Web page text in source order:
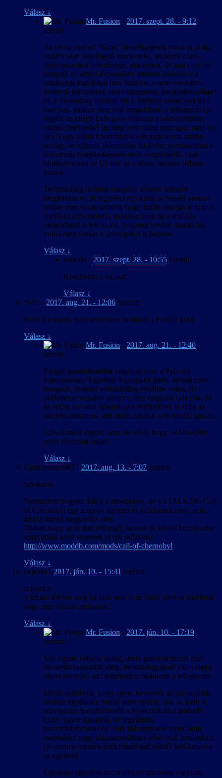
Válasz ↓
Mr. Fusion - 2017. szept. 28. - 9:12
szerint:
Az orosz nyelvű “háttér” beszélgetések (mint pl. a tűz
mellett ülve beszélgető sztalkerek), amiknek nincs
játékmenetbeli jelentősége, nincsenek, de ami angolul
hangzik el, abból lényegében minden (beleértve a
sztalkerek kiabálását harc közben, a nem-interaktív
átvezető jeleneteket, rádióüzeneteket, hangosbeszélőket
pl. a Szabadság bázison stb.). Néhány olyan speciális
eset van, amikor nem volt megoldható a feliratozás (pl.
rögtön az elején Lebegyev válaszai a párbeszédben,
miután felébredtél de még nem tudsz mozogni, mert ott
az UI egy olyan üzemmódba van kapcsolva, amibe
sehogy se tudtunk feliratozást hackelni; pontosabban a
feliratozás tulajdonképpen ott is megtörténik, csak
blokkolva van az UI-nak az a része, amiben látható
lenne).
Technikailag minden hanghoz lehetne feliratot
megjeleníteni, de egyrészt egyikünk se beszél oroszul
(pláne nem olyan szinten, hogy hallás alapján le tudjuk
fordítani szövegeket), másrészt még ha a fordítás
megoldható is lett volna, rengeteg tovább munka lett
volna még ezeket a szövegeket is betenni.
Válasz ↓
experto - 2017. szept. 28. - 10:55 szerint:
Köszönöm a választ.
Válasz ↓
Nobi - 2017. aug. 21. - 12:06 szerint:
Heló fi csoport, nem tervezitek fordítani a Pyre-t? nobi
Válasz ↓
Mr. Fusion - 2017. aug. 21. - 12:40
szerint:
Eléggé gondolkodóba vagyunk esve a Pyre-rel
kapcsolatban. Egyrészt Supergiant játék, szóval zene,
hangulat, történet valószínűleg rendben volna, de
játékmenet vonalon annyira nem vagyunk oda érte, és
az eddig olvasott vélemények/értékelések is abba az
irányba mutatnak, ami miatt nekünk sem tetszik igazán.
Szóval most rögtön nem, de lehet, hogy előbb-utóbb
azért ránézünk majd.
Válasz ↓
Battlehymns987 - 2017. aug. 13. - 7:07 szerint:
Sziasztok
Nemtudom hogyan álltok a modokhoz, de a STALKER: Call
of Chernobyl egy nagyon igéretes és kifinomult mod, nem
ártana hozzá magyarítás sem.
Tudom,hogy az ember elfoglalt, ha nem is készül hozzá soha
magyarítás azért vessetek rá pár pillantást:
http://www.moddb.com/mods/call-of-chernobyl
Válasz ↓
experto - 2017. jún. 10. - 15:41 szerint:
sziasztok
Várható tőletek még ha más nem is de indie játékok fordítása
vagy már visszavonultatok?
Válasz ↓
Mr. Fusion - 2017. jún. 10. - 17:19
szerint:
Van ugyan néhány dolog, amin gondolkodunk már
rövidebb-hosszabb ideje, de mindegyiknél van valami
olyan tényező, ami érezhetően csökkenti a lelkesedést.
Másik probléma, hogy egyre kevesebb az olyan játék,
amihez egyáltalán hozzá lehet nyúlni, már az indie-k
sem igazán hozzáférhetők a fejlesztők által kedvelt
Unity egyre zártabbá, de legalábbis
hozzáférhetetlenebbé váló fájlrendszere miatt, amit
esetenként nagy kínszenvedéssel lehet csak módosítani
(és esetleg minden játékfrissítésnél elölről kell kezdeni
az egészet).
Úgyhogy egyelőre kicsit alkotói szüneten vagyunk,